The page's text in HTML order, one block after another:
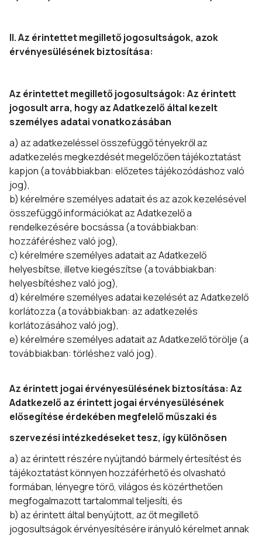
II. Az érintettet megillető jogosultságok, azok
érvényesülésének biztosítása:
Az érintettet megillető jogosultságok: Az érintett
jogosult arra, hogy az Adatkezelő által kezelt
személyes adatai vonatkozásában
a) az adatkezeléssel összefüggő tényekről az
adatkezelés megkezdését megelőzően tájékoztatást
kapjon (a továbbiakban: előzetes tájékozódáshoz való
jog),
b) kérelmére személyes adatait és az azok kezelésével
összefüggő információkat az Adatkezelő a
rendelkezésére bocsássa (a továbbiakban:
hozzáféréshez való jog),
c) kérelmére személyes adatait az Adatkezelő
helyesbítse, illetve kiegészítse (a továbbiakban:
helyesbítéshez való jog),
d) kérelmére személyes adatai kezelését az Adatkezelő
korlátozza (a továbbiakban: az adatkezelés
korlátozásához való jog),
e) kérelmére személyes adatait az Adatkezelő törölje (a
továbbiakban: törléshez való jog).
Az érintett jogai érvényesülésének biztosítása: Az
Adatkezelő az érintett jogai érvényesülésének
elősegítése érdekében megfelelő műszaki és
szervezési intézkedéseket tesz, így különösen
a) az érintett részére nyújtandó bármely értesítést és
tájékoztatást könnyen hozzáférhető és olvasható
formában, lényegre törő, világos és közérthetően
megfogalmazott tartalommal teljesíti, és
b) az érintett által benyújtott, az őt megillető
jogosultságok érvényesítésére irányuló kérelmet annak